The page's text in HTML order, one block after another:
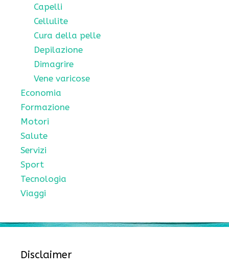
Capelli
Cellulite
Cura della pelle
Depilazione
Dimagrire
Vene varicose
Economia
Formazione
Motori
Salute
Servizi
Sport
Tecnologia
Viaggi
Disclaimer